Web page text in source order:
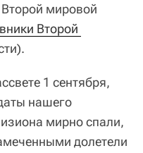
мировой
Второй
1 сентября,
нашего
мирно спали,
долетели